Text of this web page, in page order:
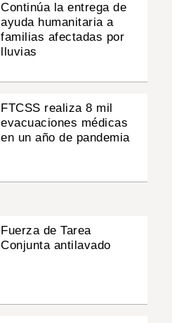
Continúa la entrega de
ayuda humanitaria a
familias afectadas por
lluvias
FTCSS realiza 8 mil
evacuaciones médicas
en un año de pandemia
Fuerza de Tarea
Conjunta antilavado